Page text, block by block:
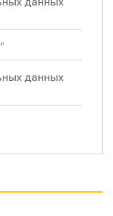
данных